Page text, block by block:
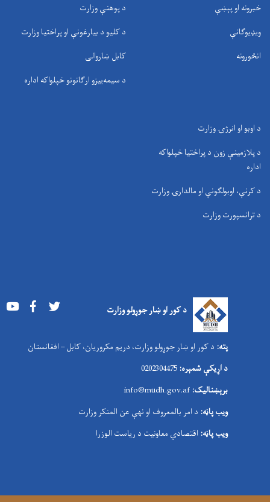
خبرونه او پېښې
ویډیوګانې
انځورونه
د پوهنې وزارت
د کلیو د بیارغونې او پراختیا وزارت
کابل ښاروالی
د سيمه‌ييزو ارګانونو خپلواکه اداره
د اوبو او انرژۍ وزارت
د پلازمینې زون د پراختیا خپلواکه
اداره
د کرنې، اوبولګونې او مالدارۍ وزارت
د ترانسپورت وزارت
د کور او ښار جوړولو وزارت Youtube Facebook
پته: د کور او ښار جوړولو وزارت، دریم مکروریان، کابل – افغانستان
د اړیکې شمېره:
برېښنالیک:
info@mudh.gov.af
ویب پاڼه: د امر بالمعروف او نهې عن المنکر وزارت
ویب پاڼه: اقتصادي معاونیت د ریاست الوزرا